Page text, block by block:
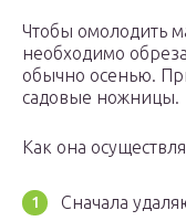
Чтобы омолодить
необходимо
обычно осенью.
садовые ножницы.
Как она
Сначала